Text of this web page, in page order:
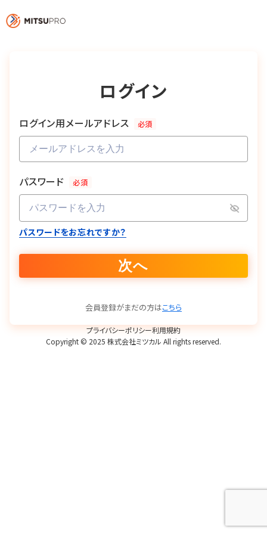
ログイン
ログイン用メールアドレス 必須
パスワード 必須
パスワードをお忘れですか？
次へ
会員登録がまだの方はこちら
Copyright © 2025 株式会社ミツカル All rights reserved.
プライバシーポリシー利用規約